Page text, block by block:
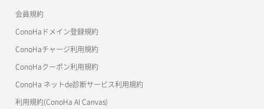
ネットワーク一覧取得
ネットワーク作成（ローカルネットワーク用）
ネットワーク削除（ローカルネットワーク用）
ネットワーク詳細取得
メンバー追加
リスナー作成
リスナー削除
コンテナ削除
ラージオブジェクトアップロード(DLO)
ConoHa for GAME
OpenStack CLI
Terraform
s3cmd
会員規約
ConoHaドメイン登録規約
ConoHaチャージ利用規約
ConoHaクーポン利用規約
ConoHa ネットde診断サービス利用規約
利用規約(ConoHa AI Canvas)